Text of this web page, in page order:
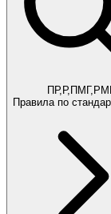
Правила по